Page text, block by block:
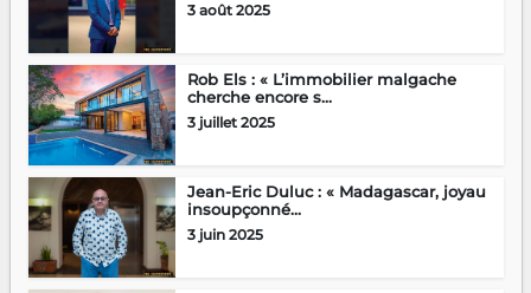
3 août 2025
Rob Els : « L’immobilier malgache
cherche encore s...
3 juillet 2025
Jean-Eric Duluc : « Madagascar, joyau
insoupçonné...
3 juin 2025